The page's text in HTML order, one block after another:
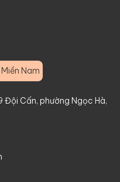
Nam
Đội Cấn, phường Ngọc Hà,